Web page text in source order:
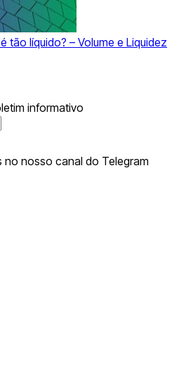
tão líquido? – Volume e Liquidez
informativo
no nosso canal do Telegram